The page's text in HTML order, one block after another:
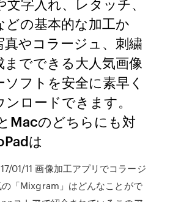
どの基本的な加工か
真やコラージュ、刺繍
までできる大人気画像
フトを安全に素早く
ロードできます。
Macのどちらにも対
は
01/11 画像加工アプリでコラージ
の「Mixgram」はどんなことがで